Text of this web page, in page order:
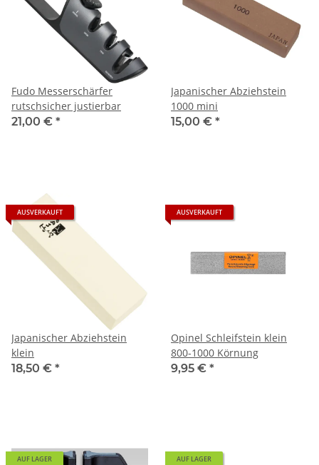
Fudo Messerschärfer
rutschsicher justierbar
21,00 € *
Japanischer Abziehstein
1000 mini
15,00 € *
AUSVERKAUFT
Japanischer Abziehstein
klein
18,50 € *
AUSVERKAUFT
Opinel Schleifstein klein
800-1000 Körnung
9,95 € *
AUF LAGER AUF LAGER